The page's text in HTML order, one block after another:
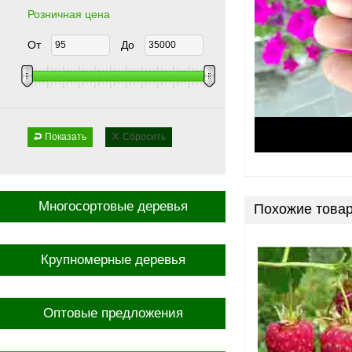
Многосортовые деревья
Крупномерные деревья
Оптовые предложения
Розничная цена
От До
Показать Сбросить
Похожие